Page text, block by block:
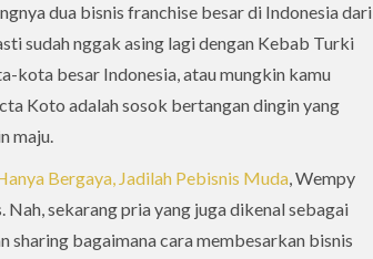
dua bisnis franchise besar di Indonesia dari
sudah nggak asing lagi dengan Kebab Turki
kota besar Indonesia, atau mungkin kamu
Koto adalah sosok bertangan dingin yang
maju.
Bergaya, Jadilah Pebisnis Muda, Wempy
sekarang pria yang juga dikenal sebagai
sharing bagaimana cara membesarkan bisnis